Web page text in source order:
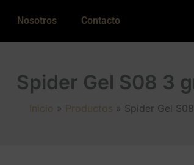
Nosotros Contacto
Spider Gel S08 3
Inicio Productos Spider Gel